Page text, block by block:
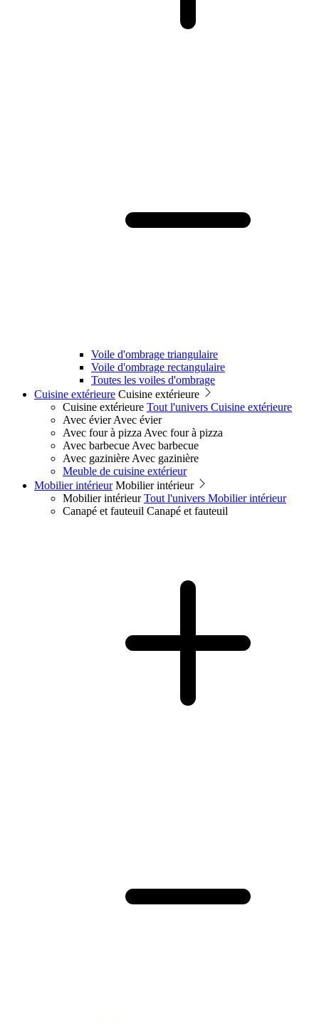
Voile d'ombrage triangulaire
Voile d'ombrage rectangulaire
Toutes les voiles d'ombrage
Cuisine extérieure Cuisine extérieure
Cuisine extérieure Tout l'univers Cuisine extérieure
Avec évier Avec évier
Avec four à pizza Avec four à pizza
Avec barbecue Avec barbecue
Avec gazinière Avec gazinière
Meuble de cuisine extérieur
Mobilier intérieur Mobilier intérieur
Mobilier intérieur Tout l'univers Mobilier intérieur
Canapé et fauteuil Canapé et fauteuil